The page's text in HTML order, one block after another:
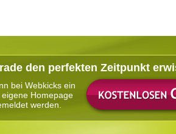
den perfekten Zeitpunkt
bei Webkicks ein
Homepage
werden.